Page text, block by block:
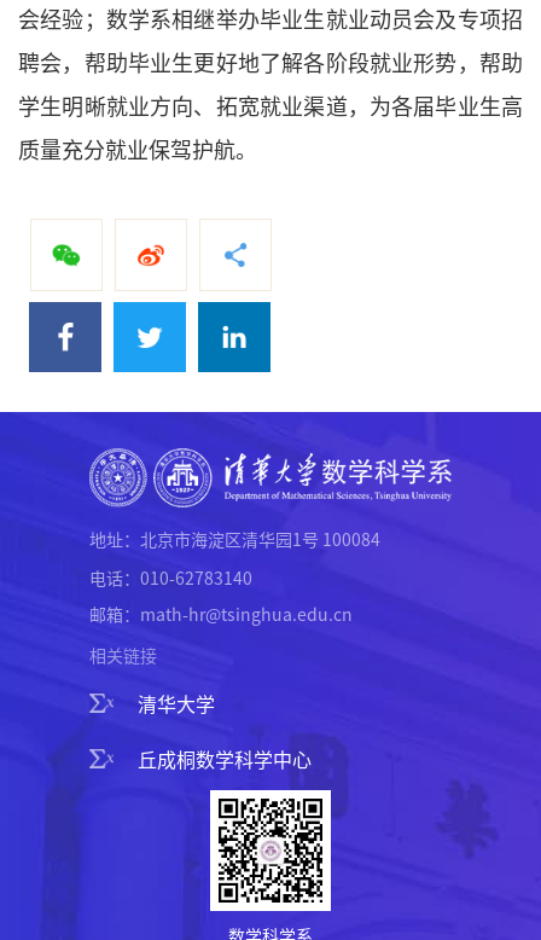
会经验；数学系相继举办毕业生就业动员会及专项招
聘会，帮助毕业生更好地了解各阶段就业形势，帮助
学生明晰就业方向、拓宽就业渠道，为各届毕业生高
质量充分就业保驾护航。
地址：北京市海淀区清华园1号 100084
电话：010-62783140
邮箱：math-hr@tsinghua.edu.cn
相关链接
清华大学
丘成桐数学科学中心
数学科学系